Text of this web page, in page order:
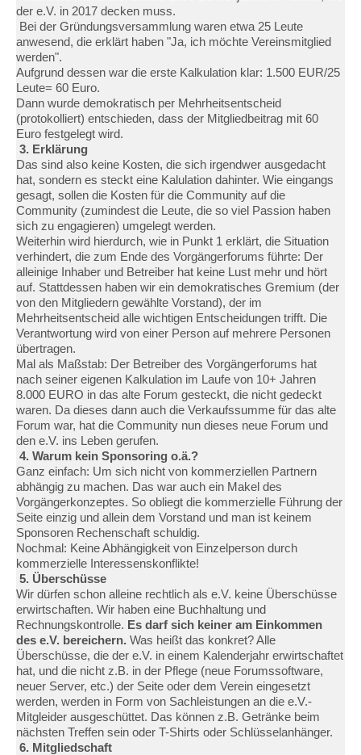
der e.V. in 2017 decken muss.
Bei der Gründungsversammlung waren etwa 25 Leute
anwesend, die erklärt haben "Ja, ich möchte Vereinsmitglied
werden".
Aufgrund dessen war die erste Kalkulation klar: 1.500 EUR/25
Leute= 60 Euro.
Dann wurde demokratisch per Mehrheitsentscheid
(protokolliert) entschieden, dass der Mitgliedbeitrag mit 60
Euro festgelegt wird.
3. Erklärung
Das sind also keine Kosten, die sich irgendwer ausgedacht
hat, sondern es steckt eine Kalulation dahinter. Wie eingangs
gesagt, sollen die Kosten für die Community auf die
Community (zumindest die Leute, die so viel Passion haben
sich zu engagieren) umgelegt werden.
Weiterhin wird hierdurch, wie in Punkt 1 erklärt, die Situation
verhindert, die zum Ende des Vorgängerforums führte: Der
alleinige Inhaber und Betreiber hat keine Lust mehr und hört
auf. Stattdessen haben wir ein demokratisches Gremium (der
von den Mitgliedern gewählte Vorstand), der im
Mehrheitsentscheid alle wichtigen Entscheidungen trifft. Die
Verantwortung wird von einer Person auf mehrere Personen
übertragen.
Mal als Maßstab: Der Betreiber des Vorgängerforums hat
nach seiner eigenen Kalkulation im Laufe von 10+ Jahren
8.000 EURO in das alte Forum gesteckt, die nicht gedeckt
waren. Da dieses dann auch die Verkaufssumme für das alte
Forum war, hat die Community nun dieses neue Forum und
den e.V. ins Leben gerufen.
4. Warum kein Sponsoring o.ä.?
Ganz einfach: Um sich nicht von kommerziellen Partnern
abhängig zu machen. Das war auch ein Makel des
Vorgängerkonzeptes. So obliegt die kommerzielle Führung der
Seite einzig und allein dem Vorstand und man ist keinem
Sponsoren Rechenschaft schuldig.
Nochmal: Keine Abhängigkeit von Einzelperson durch
kommerzielle Interessenskonflikte!
5. Überschüsse
Wir dürfen schon alleine rechtlich als e.V. keine Überschüsse
erwirtschaften. Wir haben eine Buchhaltung und
Rechnungskontrolle. Es darf sich keiner am Einkommen
des e.V. bereichern. Was heißt das konkret? Alle
Überschüsse, die der e.V. in einem Kalenderjahr erwirtschaftet
hat, und die nicht z.B. in der Pflege (neue Forumssoftware,
neuer Server, etc.) der Seite oder dem Verein eingesetzt
werden, werden in Form von Sachleistungen an die e.V.-
Mitgleider ausgeschüttet. Das können z.B. Getränke beim
nächsten Treffen sein oder T-Shirts oder Schlüsselanhänger.
6. Mitgliedschaft